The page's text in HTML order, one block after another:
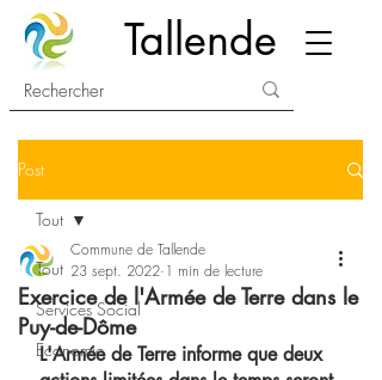
Tallende
Post
Tout
Services Social
Economie
Tout
Exercice de l'Armée de Terre dans le
Puy-de-Dôme
Commune de Tallende
23 sept. 2022 1 min de lecture
L'Armée de Terre informe que deux